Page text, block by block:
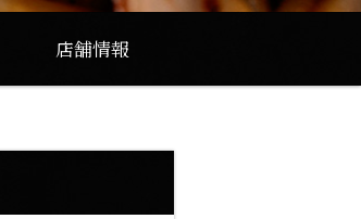
店舗情報